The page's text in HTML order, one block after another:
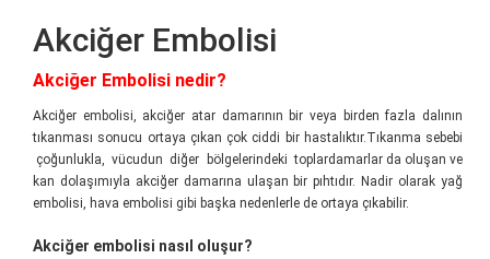
Akciğer Embolisi
Akciğer Embolisi nedir?
Akciğer embolisi, akciğer atar damarının bir veya birden fazla dalının
tıkanması sonucu ortaya çıkan çok ciddi bir hastalıktır.Tıkanma sebebi
çoğunlukla, vücudun diğer bölgelerindeki toplardamarlar da oluşan ve
kan dolaşımıyla akciğer damarına ulaşan bir pıhtıdır. Nadir olarak yağ
embolisi, hava embolisi gibi başka nedenlerle de ortaya çıkabilir.
Akciğer embolisi nasıl oluşur?